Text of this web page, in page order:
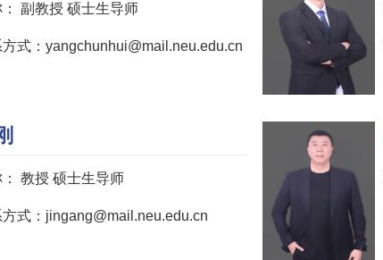
副教授 硕士生导师
式：yangchunhui@mail.neu.edu.cn
教授 硕士生导师
式：jingang@mail.neu.edu.cn